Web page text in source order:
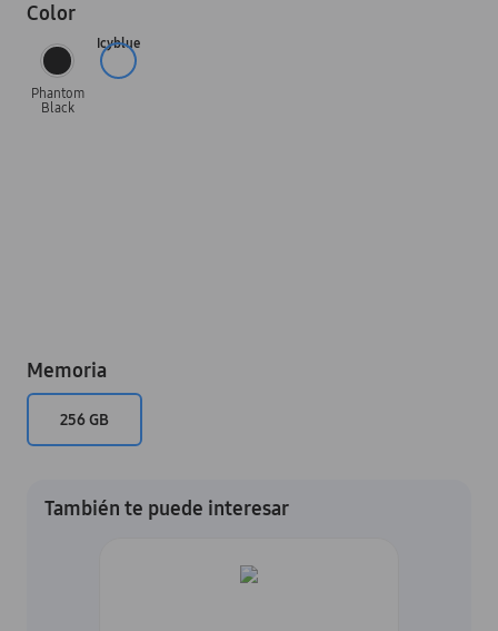
Color
Phantom
Black
Icyblue
Memoria
256 GB
También te puede interesar